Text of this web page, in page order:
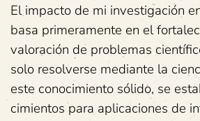
El impacto de mi investigación
basa primeramente en el
valoración de problemas
solo resolverse mediante la
este conocimiento sólido, se
cimientos para aplicaciones de